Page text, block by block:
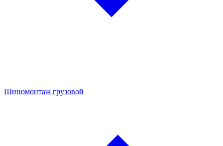
Шиномонтаж грузовой